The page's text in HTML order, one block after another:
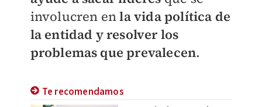
involucren enla vida política de
la entidad y resolver los
problemas que prevalecen.
Te recomendamos